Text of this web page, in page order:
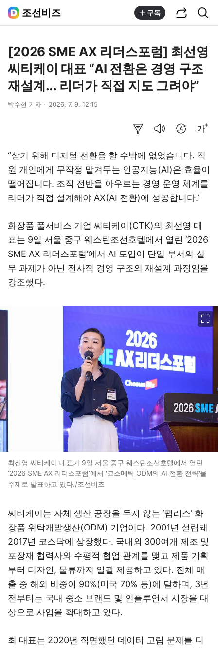
조선비즈 구독
[2026 SME AX 리더스포럼] 최선영
씨티케이 대표 “AI 전환은 경영 구조
재설계... 리더가 직접 지도 그려야”
박수현 기자 2026. 7. 9. 12:15
“살기 위해 디지털 전환을 할 수밖에 없었습니다. 직
원 개인에게 무작정 맡겨두는 인공지능(AI)은 효율이
떨어집니다. 조직 전반을 아우르는 경영 운영 체계를
리더가 직접 설계해야 AX(AI 전환)에 성공합니다.”
화장품 풀서비스 기업 씨티케이(CTK)의 최선영 대
표는 9일 서울 중구 웨스틴조선호텔에서 열린 ’2026
SME AX 리더스포럼’에서 AI 도입이 단일 부서의 실
무 과제가 아닌 전사적 경영 구조의 재설계 과정임을
강조했다.
최선영 씨티케이 대표가 9일 서울 중구 웨스틴조선호텔에서 열린
’2026 SME AX 리더스포럼’에서 '코스메틱 ODM의 AI 전환 전략'을
주제로 발표하고 있다./조선비즈
씨티케이는 자체 생산 공장을 두지 않는 ‘팹리스’ 화
장품 위탁개발생산(ODM) 기업이다. 2001년 설립돼
2017년 코스닥에 상장했다. 국내외 300여개 제조 및
포장재 협력사와 수평적 협업 관계를 맺고 제품 기획
부터 디자인, 물류까지 일괄 제공하고 있다. 전체 매
출 중 해외 비중이 90%(미국 70% 등)에 달하며, 3년
전부터는 국내 중소 브랜드 및 인플루언서 시장을 대
상으로 사업을 확대하고 있다.
최 대표는 2020년 직면했던 데이터 고립 문제를 디